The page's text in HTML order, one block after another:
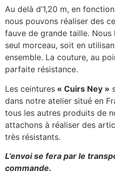
Au delà d’1,20 m, en
nous pouvons réaliser des
fauve de grande taille. Nous
seul morceau, soit en
ensemble. La couture, au
parfaite résistance.
Les ceintures « Cuirs Ney »
dans notre atelier situé en
tous les autres produits de
attachons à réaliser des
très résistants.
L’envoi se fera par le
commande.